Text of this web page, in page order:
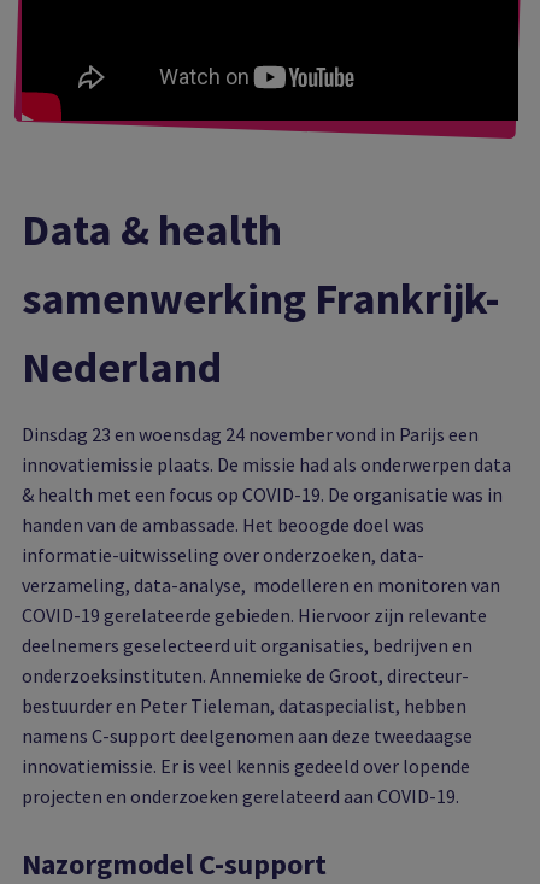
Data & health
samenwerking Frankrijk-
Nederland
Dinsdag 23 en woensdag 24 november vond in Parijs een
innovatiemissie plaats. De missie had als onderwerpen data
& health met een focus op COVID-19. De organisatie was in
handen van de ambassade. Het beoogde doel was
informatie-uitwisseling over onderzoeken, data-
verzameling, data-analyse, modelleren en monitoren van
COVID-19 gerelateerde gebieden. Hiervoor zijn relevante
deelnemers geselecteerd uit organisaties, bedrijven en
onderzoeksinstituten. Annemieke de Groot, directeur-
bestuurder en Peter Tieleman, dataspecialist, hebben
namens C-support deelgenomen aan deze tweedaagse
innovatiemissie. Er is veel kennis gedeeld over lopende
projecten en onderzoeken gerelateerd aan COVID-19.
Nazorgmodel C-support